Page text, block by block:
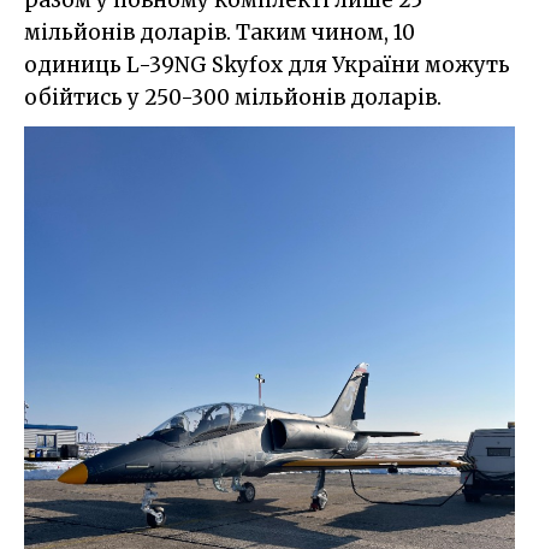
мільйонів доларів. Таким чином, 10
одиниць L-39NG Skyfox для України можуть
обійтись у 250-300 мільйонів доларів.